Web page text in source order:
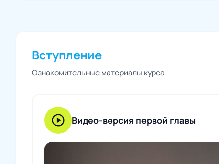
Вступление
Ознакомительные материалы курса
play_circle Видео-версия первой главы